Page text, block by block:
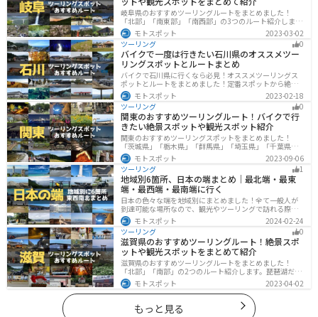
岐阜県のおすすめツーリングルートをまとめました！
「北部」「南東部」「南西部」の3つのルート紹介しま
す。自然豊かな山が充実しており、山を生かした施設や
グルメ、絶景スポットなど、自然を満喫するツーリング
ができます。バイクで岐阜県にツーリングに行く際は参
考にしてください。
モトスポット
2023-03-02
ツーリング
0
バイクで一度は行きたい石川県のオススメツー
リングスポットとルートまとめ
バイクで石川県に行くなら必見！オススメツーリングス
ポットとルートをまとめました！定番スポットから絶景
スポット、温泉、海、グルメなど様々なジャンルで楽し
めます。バイクで石川ツーリングに行こうと思っている
人は、参考にしてください。
モトスポット
2023-02-18
ツーリング
0
関東のおすすめツーリングルート！バイクで行
きたい絶景スポットや観光スポット紹介
関東のおすすめツーリングスポットをまとめました！
「茨城県」「栃木県」「群馬県」「埼玉県」「千葉県」
「東京都」「神奈川県」の各県の観光地紹介します。自
然豊かな山々や湖、温泉地が点在し、四季折々の景色を
楽しめるスポットが多数あります。バイクで関東にツー
リングに行く際は参考にしてください。
モトスポット
2023-09-06
ツーリング
1
地域別6箇所、日本の端まとめ｜最北端・最東
端・最西端・最南端に行く
日本の色々な端を地域別にまとめました！全て一般人が
到達可能な場所なので、観光やツーリングで訪れる際の
参考にしてください。
モトスポット
2024-02-24
ツーリング
0
滋賀県のおすすめツーリングルート！絶景スポ
ットや観光スポットをまとめて紹介
滋賀県のおすすめツーリングルートをまとめました！
「北部」「南部」の2つのルート紹介します。琵琶湖だけ
でなく、比叡山ドライブウェイなどの山を楽しめるスポ
ットも多数あります。バイクで滋賀県にツーリングに行
く際は参考にしてください。
モトスポット 2023-04-02
もっと見る